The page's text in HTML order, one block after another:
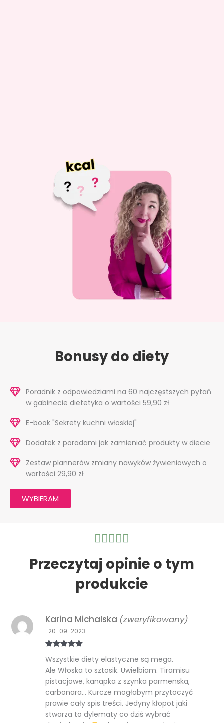
Bonusy do diety
Poradnik z odpowiedziami na 60 najczęstszych pytań
w gabinecie dietetyka o wartości 59,90 zł
E-book "Sekrety kuchni włoskiej"
Dodatek z poradami jak zamieniać produkty w diecie
Zestaw plannerów zmiany nawyków żywieniowych o
wartości 29,90 zł
WYBIERAM

z
5
Przeczytaj opinie o tym
produkcie
na 5
Karina Michalska (zweryfikowany)
20-09-2023
Wszystkie diety elastyczne są mega.
Ale Włoska to sztosik. Uwielbiam. Tiramisu
pistacjowe, kanapka z szynka parmenska,
carbonara… Kurcze mogłabym przytoczyć
prawie cały spis treści. Jedyny kłopot jaki
stwarza to dylematy co dziś wybrać